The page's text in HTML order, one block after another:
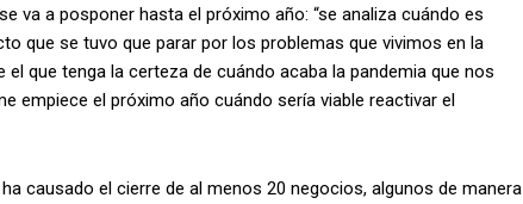
va a posponer hasta el próximo año: “se analiza cuándo es
que se tuvo que parar por los problemas que vivimos en la
que tenga la certeza de cuándo acaba la pandemia que nos
empiece el próximo año cuándo sería viable reactivar el
causado el cierre de al menos 20 negocios, algunos de manera